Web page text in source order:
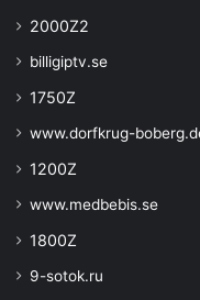
2000Z2
billigiptv.se
1750Z
www.dorfkrug-
1200Z
www.medbebis.se
1800Z
9-sotok.ru